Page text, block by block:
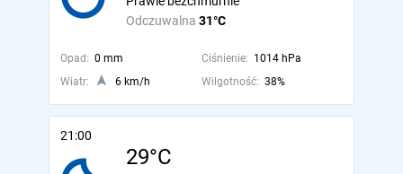
Odczuwalna 31°C
Opad: 0 mm Ciśnienie: 1014 hPa
Wiatr:
6 km/h Wilgotność: 38%
21:00
29°C